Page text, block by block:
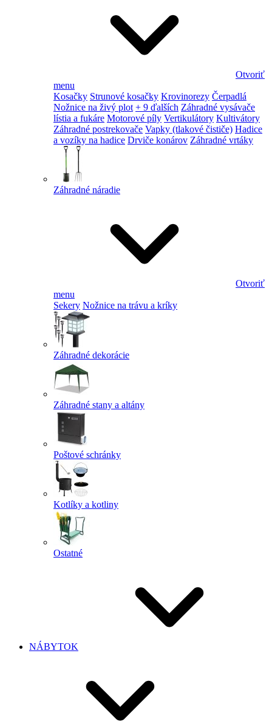
Otvoriť
menu
Kosačky Strunové kosačky Krovinorezy Čerpadlá
Nožnice na živý plot + 9 ďalších Záhradné vysávače
lístia a fukáre Motorové píly Vertikulátory Kultivátory
Záhradné postrekovače Vapky (tlakové čističe) Hadice
a vozíky na hadice Drviče konárov Záhradné vrtáky
Záhradné náradie
Otvoriť
menu
Sekery Nožnice na trávu a kríky
Záhradné dekorácie
Záhradné stany a altány
Poštové schránky
Kotlíky a kotliny
Ostatné
NÁBYTOK